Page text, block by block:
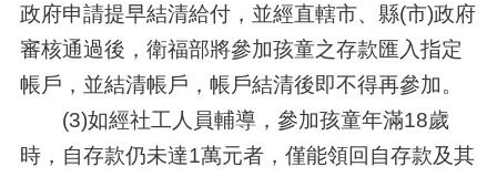
政府申請提早結清給付，並經直轄市、縣(市)政府
審核通過後，衛福部將參加孩童之存款匯入指定
帳戶，並結清帳戶，帳戶結清後即不得再參加。
(3)如經社工人員輔導，參加孩童年滿18歲
時，自存款仍未達1萬元者，僅能領回自存款及其